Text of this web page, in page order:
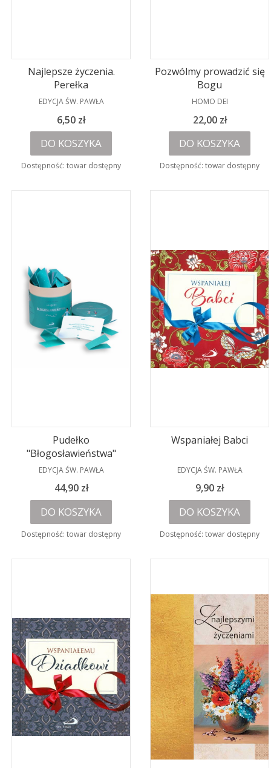
Najlepsze życzenia.
Perełka
PRODUCENT
EDYCJA ŚW. PAWŁA
Cena
6,50 zł
DO KOSZYKA
Dostępność: towar dostępny
Pozwólmy prowadzić się
Bogu
PRODUCENT
HOMO DEI
Cena
22,00 zł
DO KOSZYKA
Dostępność: towar dostępny
Pudełko
"Błogosławieństwa"
PRODUCENT
EDYCJA ŚW. PAWŁA
Cena
44,90 zł
DO KOSZYKA
Dostępność: towar dostępny
Wspaniałej Babci
PRODUCENT
EDYCJA ŚW. PAWŁA
Cena
9,90 zł
DO KOSZYKA
Dostępność: towar dostępny